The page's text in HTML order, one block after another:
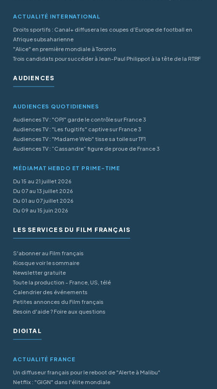
ACTUALITÉ INTERNATIONAL
Droits sportifs : Canal+ diffusera les coupes d’Europe de football en
Afrique subsaharienne
"Alice" en première mondiale à Toronto
Trois candidats pour succéder à Jean-Paul Philippot à la tête de la RTBF
AUDIENCES
AUDIENCES QUOTIDIENNES
Audiences TV : "OPJ" garde le contrôle sur France 3
Audiences TV : "Les fugitifs" captive sur France 3
Audiences TV : "Madame Web" tisse sa toile sur TF1
Audiences TV : “Cassandre” figure de proue de France 3
MÉDIAMAT HEBDO ET PRIME-TIME
Du 15 au 21 juillet 2026
Du 07 au 13 juillet 2026
Du 01 au 07 juillet 2026
Du 09 au 15 juin 2026
LES SERVICES DU FILM FRANÇAIS
S'abonner au Film français
Kiosque voir le sommaire
Newsletter gratuite
Toute la production - France, US, télé
Calendrier des événements
Petites annonces du Film français
Besoin d'aide ? Foire aux questions
DIGITAL
ACTUALITÉ FRANCE
Un diffuseur français pour le reboot de "Alerte à Malibu"
Netflix : "GIGN" dans l'élite mondiale